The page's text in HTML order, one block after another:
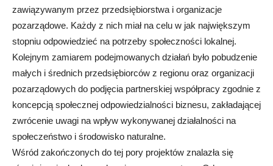
zawiązywanym przez przedsiębiorstwa i organizacje
pozarządowe. Każdy z nich miał na celu w jak największym
stopniu odpowiedzieć na potrzeby społeczności lokalnej.
Kolejnym zamiarem podejmowanych działań było pobudzenie
małych i średnich przedsiębiorców z regionu oraz organizacji
pozarządowych do podjęcia partnerskiej współpracy zgodnie z
koncepcją społecznej odpowiedzialności biznesu, zakładającej
zwrócenie uwagi na wpływ wykonywanej działalności na
społeczeństwo i środowisko naturalne.
Wśród zakończonych do tej pory projektów znalazła się